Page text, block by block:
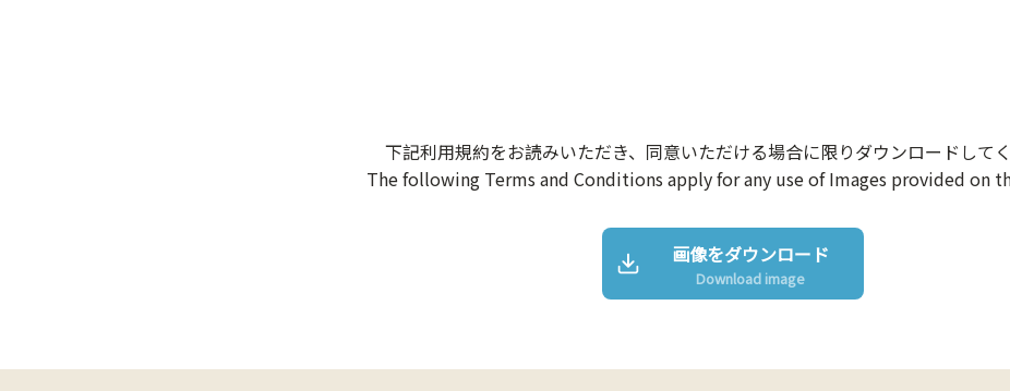
下記利用規約をお読みいただき、同意いただける場合に限りダウンロードしてく
The following Terms and Conditions apply for any use of Images provided on
画像をダウンロード
Download image